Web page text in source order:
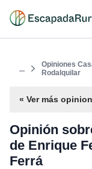
...
Opiniones
Rodalquilar
« Ver más
Opinión
de Enrique
Ferrá